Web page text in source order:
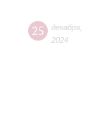
25 декабря
2024